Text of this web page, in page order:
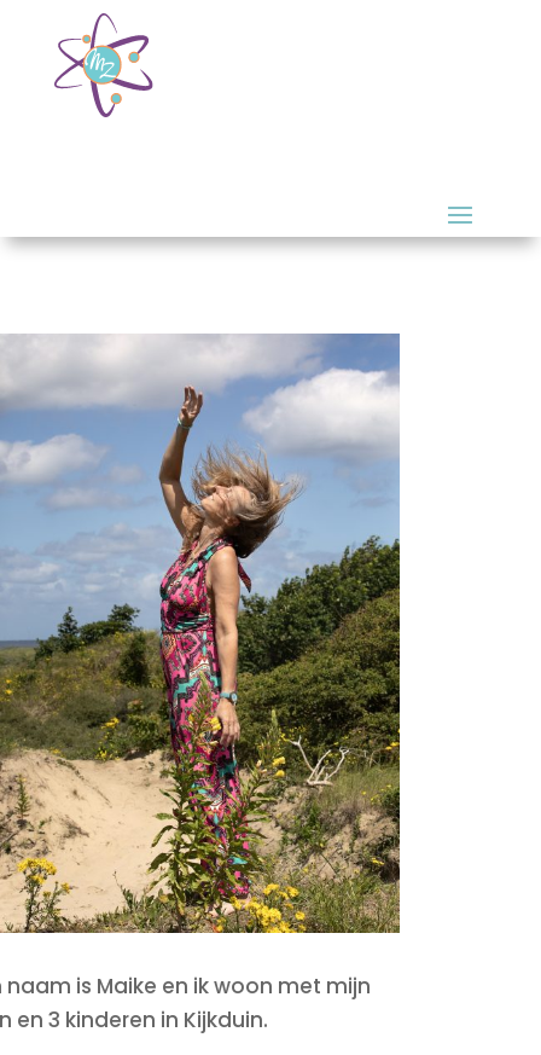
naam is Maike en ik woon met mijn
en 3 kinderen in Kijkduin.